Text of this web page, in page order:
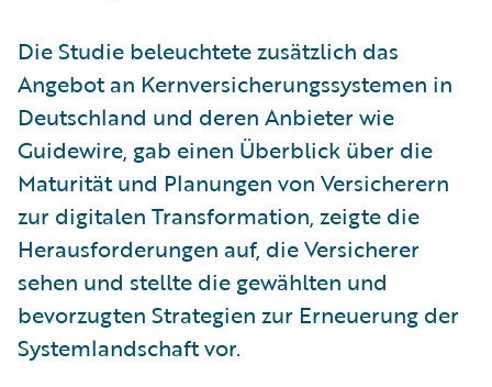
Die Studie beleuchtete zusätzlich das
Angebot an Kernversicherungssystemen in
Deutschland und deren Anbieter wie
Guidewire, gab einen Überblick über die
Maturität und Planungen von Versicherern
zur digitalen Transformation, zeigte die
Herausforderungen auf, die Versicherer
sehen und stellte die gewählten und
bevorzugten Strategien zur Erneuerung der
Systemlandschaft vor.